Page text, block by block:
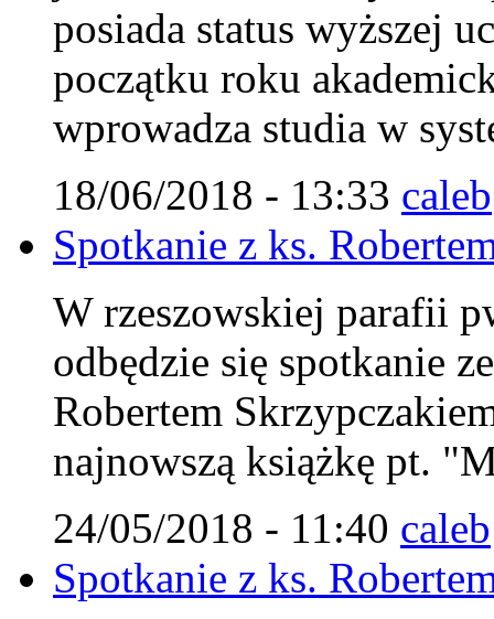
posiada status wyższej
początku roku
wprowadza studia w
18/06/2018 - 13:33 caleb
Spotkanie z ks.
W rzeszowskiej parafii
odbędzie się spotkanie
Robertem
najnowszą książkę pt.
24/05/2018 - 11:40 caleb
Spotkanie z ks.